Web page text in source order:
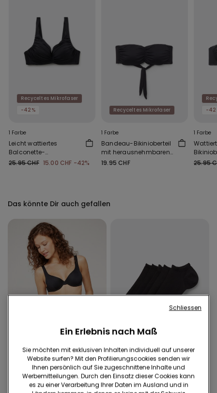
Recyceltes Mikrofaser
-42%
1 Farbe
Leicht wattiertes
Balconette-
Bikinioberteil mit
25.95 CHF 15.00 CHF -42%
Recyceltes Mikrofaser
1 Farbe
Bandeau-Bikinioberteil
mit herausnehmbaren
Polstern Micro recycelt
19.95 CHF
-
1 Farbe
25.95
Das könnte Dir auch gefallen
-41%
1 Farbe 4 Farben
Ein Erlebnis nach Maß
Sie möchten mit exklusiven Inhalten individuell auf unserer
Website surfen? Mit den Profilierungscookies senden wir
Ihnen persönlich auf Sie zugeschnittene Inhalte und
Werbemitteilungen. Durch den Einsatz dieser Cookies kann
es zu einer Verarbeitung Ihrer Daten im Ausland und in
Schliessen